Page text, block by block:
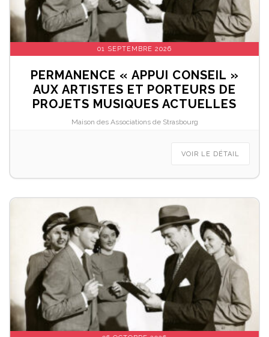
01 SEPTEMBRE 2026
PERMANENCE « APPUI CONSEIL »
AUX ARTISTES ET PORTEURS DE
PROJETS MUSIQUES ACTUELLES
Maison des Associations de Strasbourg
VOIR LE DÉTAIL